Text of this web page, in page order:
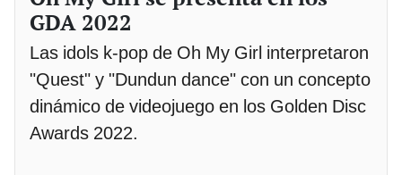
GDA 2022
Las idols k-pop de Oh My Girl interpretaron
"Quest" y "Dundun dance" con un concepto
dinámico de videojuego en los Golden Disc
Awards 2022.